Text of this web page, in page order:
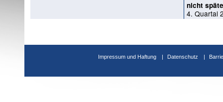
nicht
4. Quartal
Impressum und Haftung Datenschutz